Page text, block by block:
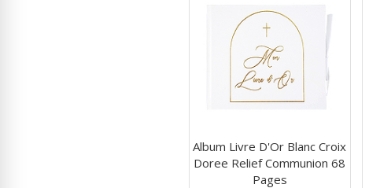
Album Livre D'Or Blanc Croix
Doree Relief Communion 68
Pages